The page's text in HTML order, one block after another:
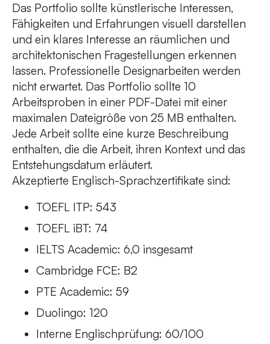
Das Portfolio sollte künstlerische Interessen,
Fähigkeiten und Erfahrungen visuell darstellen
und ein klares Interesse an räumlichen und
architektonischen Fragestellungen erkennen
lassen. Professionelle Designarbeiten werden
nicht erwartet. Das Portfolio sollte 10
Arbeitsproben in einer PDF-Datei mit einer
maximalen Dateigröße von 25 MB enthalten.
Jede Arbeit sollte eine kurze Beschreibung
enthalten, die die Arbeit, ihren Kontext und das
Entstehungsdatum erläutert.
Akzeptierte Englisch-Sprachzertifikate sind:
TOEFL ITP: 543
TOEFL iBT: 74
IELTS Academic: 6,0 insgesamt
Cambridge FCE: B2
PTE Academic: 59
Duolingo: 120
Interne Englischprüfung: 60/100